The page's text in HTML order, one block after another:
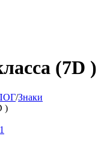
(7D )
/Знаки
)